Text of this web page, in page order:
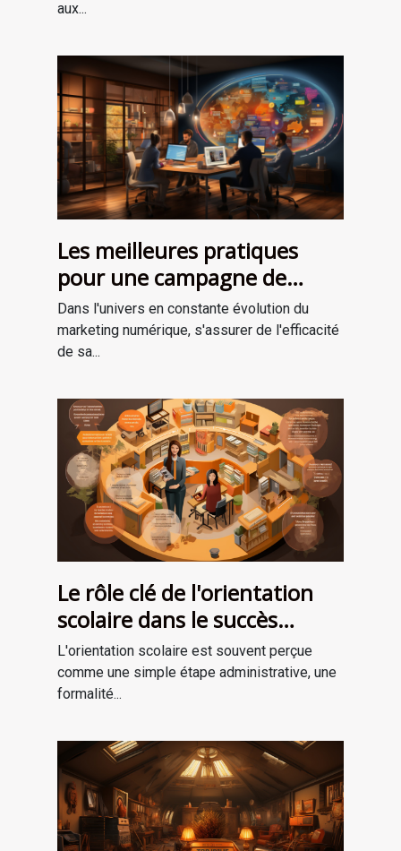
aux...
Les meilleures pratiques
pour une campagne de
marketing numérique
réussie
Dans l'univers en constante évolution du
marketing numérique, s'assurer de l'efficacité
de sa...
Le rôle clé de l'orientation
scolaire dans le succès
professionnel
L'orientation scolaire est souvent perçue
comme une simple étape administrative, une
formalité...